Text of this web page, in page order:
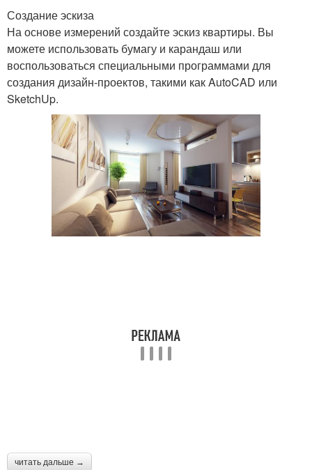
Создание эскиза
На основе измерений создайте эскиз квартиры. Вы
можете использовать бумагу и карандаш или
воспользоваться специальными программами для
создания дизайн-проектов, такими как AutoCAD или
SketchUp.
читать дальше →